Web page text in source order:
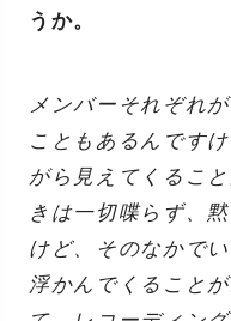
うか。
メンバーそれぞれ
こともあるんです
がら見えてくるこ
きは一切喋らず、
けど、そのなかで
浮かんでくること